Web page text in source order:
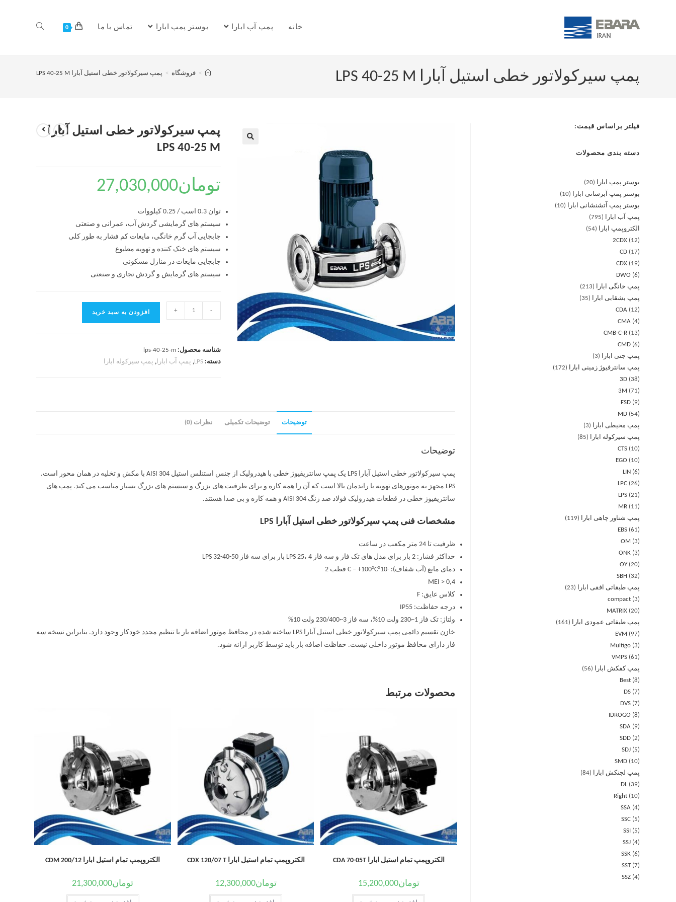
خانه پمپ آب ابارا بوستر پمپ ابارا تماس با ما 0
پمپ سیرکولاتور خطی استیل آبارا LPS 40-25 M > فروشگاه > پمپ سیرکولاتور خطی استیل آبارا LPS 40-25 M
پمپ سیرکولاتور خطی استیل آبارا
LPS 40-25 M
تومان27,030,000
توان 0.3 اسب / 0.25 کیلووات
سیستم های گرمایشی گردش آب، عمرانی و صنعتی
جابجایی آب گرم خانگی، مایعات کم فشار به طور کلی
سیستم های خنک کننده و تهویه مطبوع
جابجایی مایعات در منازل مسکونی
سیستم های گرمایش و گردش تجاری و صنعتی
-
+ افزودن به سبد خرید
شناسه محصول:lps-40-25-m
دسته:LPS
, پمپ آب ابارا, پمپ سیرکوله ابارا
توضیحات توضیحات تکمیلی نظرات (0)
توضیحات
پمپ سیرکولاتور خطی استیل آبارا LPS یک پمپ سانتریفیوژ خطی با هیدرولیک از جنس استنلس استیل AISI 304 با مکش و تخلیه در همان محور است.
LPS مجهز به موتورهای تهویه با راندمان بالا است که آن را همه کاره و برای ظرفیت های بزرگ و سیستم های بزرگ بسیار مناسب می کند. پمپ های
سانتریفیوژ خطی در قطعات هیدرولیک فولاد ضد زنگ AISI 304 و همه کاره و بی صدا هستند.
مشخصات فنی پمپ سیرکولاتور خطی استیل آبارا LPS
ظرفیت تا 24 متر مکعب در ساعت
حداکثر فشار: 2 بار برای مدل های تک فاز و سه فاز LPS 25، 4 بار برای سه فاز LPS 32-40-50
دمای مایع (آب شفاف): -10°C – +100°C قطب 2
MEI > 0,4
کلاس عایق: F
درجه حفاظت: IP55
ولتاژ: تک فاز 1~230 ولت 10%، سه فاز 3~230/400 ولت 10%
خازن تقسیم دائمی پمپ سیرکولاتور خطی استیل آبارا LPS ساخته شده در محافظ موتور اضافه بار با تنظیم مجدد خودکار وجود دارد. بنابراین نسخه سه
فاز دارای محافظ موتور داخلی نیست. حفاظت اضافه بار باید توسط کاربر ارائه شود.
محصولات مرتبط
الکتروپمپ تمام استیل ابارا CDA 70-05T
تومان15,200,000
الکتروپمپ تمام استیل ابارا CDX 120/07 T
تومان12,300,000
الکتروپمپ تمام استیل ابارا CDM 200/12
تومان21,300,000
فیلتر براساس قیمت:
دسته بندی محصولات
بوستر پمپ ابارا
20
بوستر پمپ آبرسانی ابارا
10
بوستر پمپ آتشنشانی ابارا
10
پمپ آب ابارا
795
الکتروپمپ ابارا
54
2CDX
12
CD
17
CDX
19
DWO
6
پمپ خانگی ابارا
213
پمپ بشقابی ابارا
35
CDA
12
CMA 4
CMB-C-R
13
CMD 6
پمپ جتی ابارا
3
پمپ سانترفیوژ زمینی ابارا
172
3D 38
3M
71
FSD
9
MD
54
پمپ محیطی ابارا
3
پمپ سیرکوله ابارا
85
CTS
10
EGO
10
LIN 6
LPC 26
LPS 21
MR
11
پمپ شناور چاهی ابارا
119
EBS 61
OM
3
ONK 3
OY 20
SBH 32
پمپ طبقاتی افقی ابارا
23
compact 3
MATRIX 20
پمپ طبقاتی عمودی ابارا
161
EVM
97
Multigo 3
VMPS 61
پمپ کفکش ابارا
56
Best 8
DS 7
DVS 7
IDROGO
8
SDA
9
SDD 2
SDJ
5
SMD
10
پمپ لجنکش ابارا
84
DL 39
Right
10
SSA 4
SSC
5
SSI
5
SSJ 4
SSK 6
SST 7
SSZ 4